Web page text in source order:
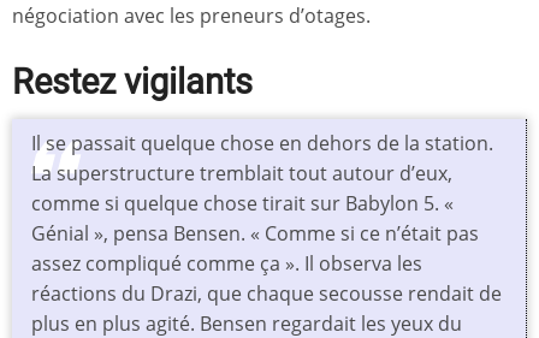
négociation avec les preneurs d’otages.
Restez vigilants
Il se passait quelque chose en dehors de la station.
La superstructure tremblait tout autour d’eux,
comme si quelque chose tirait sur Babylon 5. «
Génial », pensa Bensen. « Comme si ce n’était pas
assez compliqué comme ça ». Il observa les
réactions du Drazi, que chaque secousse rendait de
plus en plus agité. Bensen regardait les yeux du